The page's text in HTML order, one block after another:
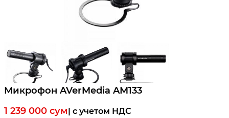
Микрофон AVerMedia AM133
1 239 000 сум| c учетом НДС